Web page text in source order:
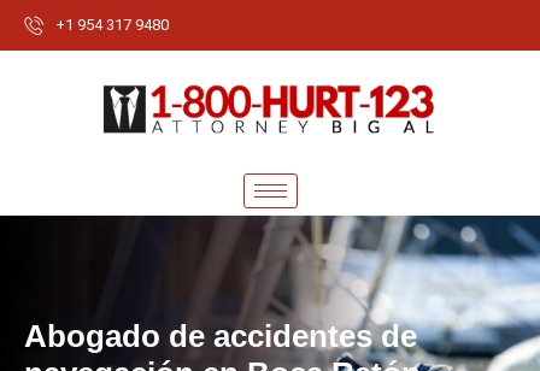
+1 954 317 9480
Abogado de accidentes de